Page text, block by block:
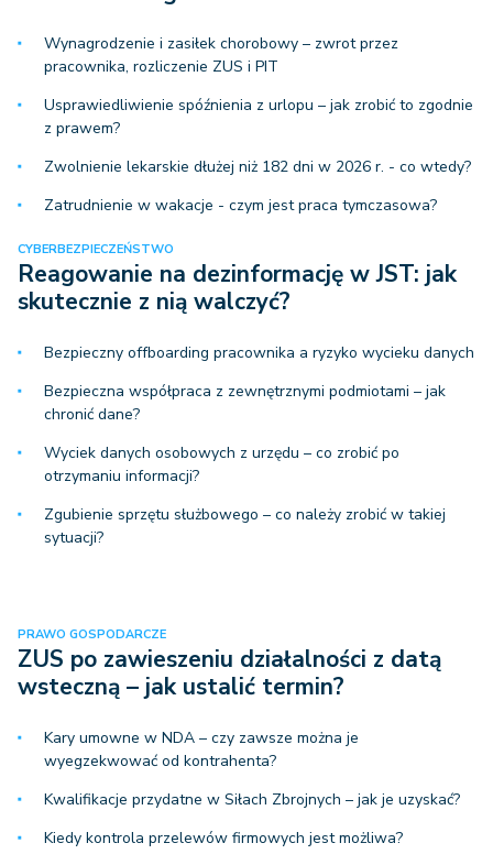
Wynagrodzenie i zasiłek chorobowy – zwrot przez
pracownika, rozliczenie ZUS i PIT
Usprawiedliwienie spóźnienia z urlopu – jak zrobić to zgodnie
z prawem?
Zwolnienie lekarskie dłużej niż 182 dni w 2026 r. - co wtedy?
Zatrudnienie w wakacje - czym jest praca tymczasowa?
CYBERBEZPIECZEŃSTWO
Reagowanie na dezinformację w JST: jak
skutecznie z nią walczyć?
Bezpieczny offboarding pracownika a ryzyko wycieku danych
Bezpieczna współpraca z zewnętrznymi podmiotami – jak
chronić dane?
Wyciek danych osobowych z urzędu – co zrobić po
otrzymaniu informacji?
Zgubienie sprzętu służbowego – co należy zrobić w takiej
sytuacji?
PRAWO GOSPODARCZE
ZUS po zawieszeniu działalności z datą
wsteczną – jak ustalić termin?
Kary umowne w NDA – czy zawsze można je
wyegzekwować od kontrahenta?
Kwalifikacje przydatne w Siłach Zbrojnych – jak je uzyskać?
Kiedy kontrola przelewów firmowych jest możliwa?